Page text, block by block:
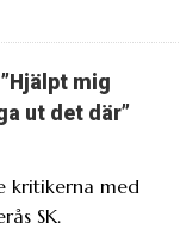
mig
ut det där”
kritikerna med
SK.